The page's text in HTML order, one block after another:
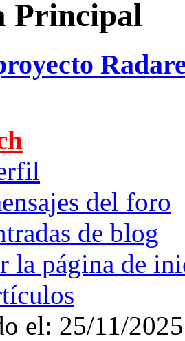
Principal
del foro
de blog
la página de
el: 25/11/